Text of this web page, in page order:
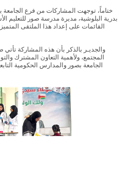
ختاماً، توجهت المشاركات من فرع الجامعة
بدرية البلوشية، مديرة مدرسة صور للتعليم
القائمات على إعداد هذا الملتقى
والجديـر بالذكر بأن هذه المشاركة
المجتمع، ولأهمية التعاون المشترك
الجامعة بصور والمدارس الحكومية